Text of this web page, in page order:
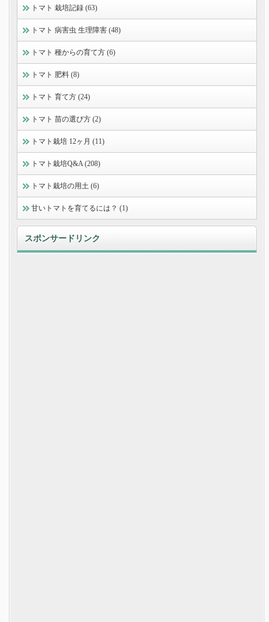
トマト 栽培記録 (63)
トマト 病害虫 生理障害 (48)
トマト 種からの育て方 (6)
トマト 肥料 (8)
トマト 育て方 (24)
トマト 苗の選び方 (2)
トマト栽培 12ヶ月 (11)
トマト栽培Q&A (208)
トマト栽培の用土 (6)
甘いトマトを育てるには？ (1)
スポンサードリンク